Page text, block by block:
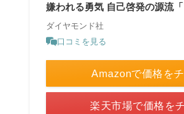
嫌われる勇気 自己啓発の源流
ダイヤモンド社
口コミを見る
Amazonで価格を
楽天市場で価格を